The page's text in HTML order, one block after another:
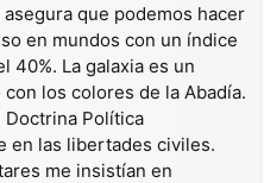
que podemos hacer
en mundos con un índice
40%. La galaxia es un
los colores de la Abadía.
Doctrina Política
en las libertades civiles.
me insistían en